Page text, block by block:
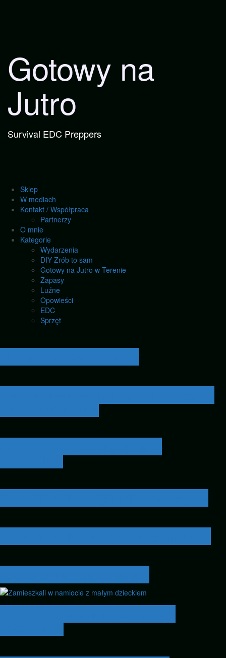
Gotowy na
Jutro
Survival EDC Preppers
Sklep
W mediach
Kontakt / Współpraca
Partnerzy
O mnie
Kategorie
Wydarzenia
DIY Zrób to sam
Gotowy na Jutro w Terenie
Zapasy
Luźne
Opowieści
EDC
Sprzęt